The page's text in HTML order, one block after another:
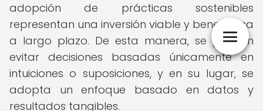
adopción de prácticas sostenibles
representan una inversión viable y beneficiosa
a largo plazo. De esta manera, se pueden
evitar decisiones basadas únicamente en
intuiciones o suposiciones, y en su lugar, se
adopta un enfoque basado en datos y
resultados tangibles.